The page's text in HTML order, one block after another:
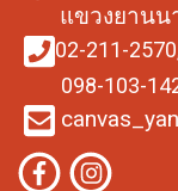
แขวงยานน
02-211-
098-103-